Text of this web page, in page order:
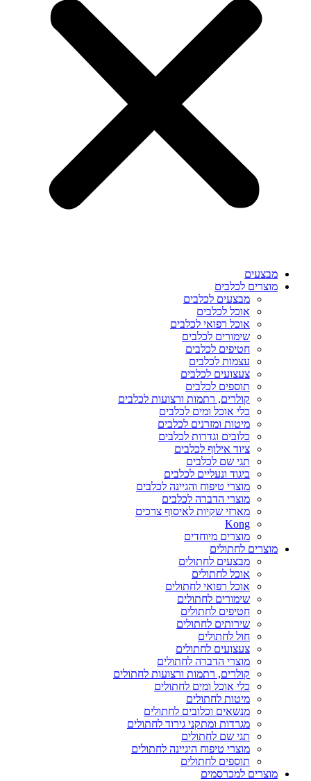
מבצעים
מוצרים לכלבים
מבצעים לכלבים
אוכל לכלבים
אוכל רפואי לכלבים
שימורים לכלבים
חטיפים לכלבים
עצמות לכלבים
צעצועים לכלבים
תוספים לכלבים
קולרים, רתמות ורצועות לכלבים
כלי אוכל ומים לכלבים
מיטות ומזרנים לכלבים
כלובים וגדרות לכלבים
ציוד אילוף לכלבים
תגי שם לכלבים
ביגוד ונעליים לכלבים
מוצרי טיפוח והגיינה לכלבים
מוצרי הדברה לכלבים
מארזי שקיות לאיסוף צרכים
Kong
מוצרים מיוחדים
מוצרים לחתולים
מבצעים לחתולים
אוכל לחתולים
אוכל רפואי לחתולים
שימורים לחתולים
חטיפים לחתולים
שירותים לחתולים
חול לחתולים
צעצועים לחתולים
מוצרי הדברה לחתולים
קולרים, רתמות ורצועות לחתולים
כלי אוכל ומים לחתולים
מיטות לחתולים
מנשאים וכלובים לחתולים
מגרדות ומתקני גירוד לחתולים
תגי שם לחתולים
מוצרי טיפוח היגיינה לחתולים
תוספים לחתולים
מוצרים למכרסמים